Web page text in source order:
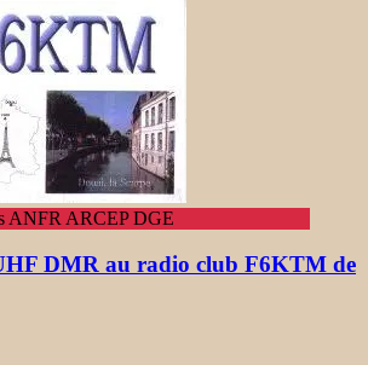
ANFR ARCEP DGE
DMR au radio club F6KTM de